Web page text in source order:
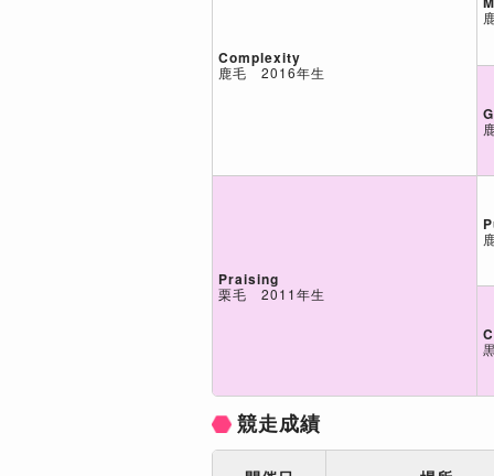
Complexity
鹿毛 2016年生
Praising
栗毛 2011年生
競走成績